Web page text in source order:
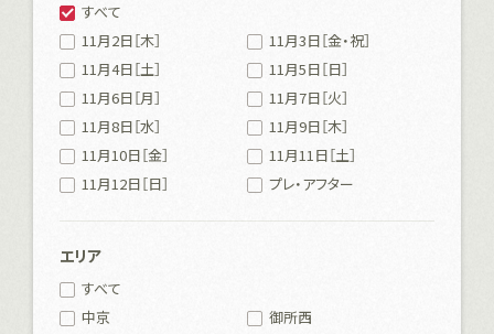
すべて
11月2日［木］
11月3日［金・祝］
11月4日［土］
11月5日［日］
11月6日［月］
11月7日［火］
11月8日［水］
11月9日［木］
11月10日［金］
11月11日［土］
11月12日［日］
プレ・アフター
エリア
すべて
中京
御所西